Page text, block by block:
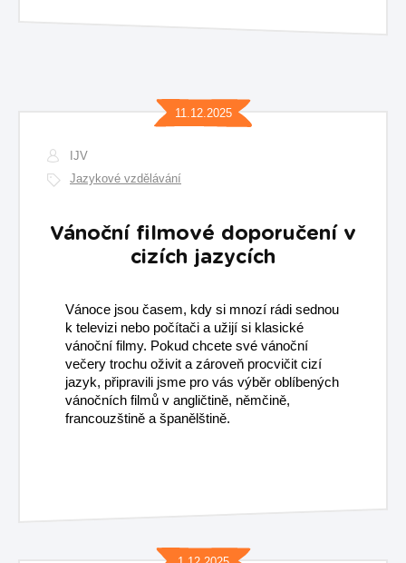
11.12.2025
IJV
Jazykové vzdělávání
Vánoční filmové doporučení v
cizích jazycích
Vánoce jsou časem, kdy si mnozí rádi sednou
k televizi nebo počítači a užijí si klasické
vánoční filmy. Pokud chcete své vánoční
večery trochu oživit a zároveň procvičit cizí
jazyk, připravili jsme pro vás výběr oblíbených
vánočních filmů v angličtině, němčině,
francouzštině a španělštině.